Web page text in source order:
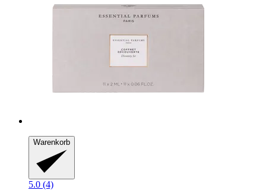
Warenkorb
5.0 (4)